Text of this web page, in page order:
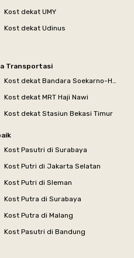
Kost dekat UMY
Kost dekat Udinus
Transportasi
Kost dekat Bandara Soekarno-Hatta
Kost dekat MRT Haji Nawi
Kost dekat Stasiun Bekasi Timur
Kost Pasutri di Surabaya
Kost Putri di Jakarta Selatan
Kost Putri di Sleman
Kost Putra di Surabaya
Kost Putra di Malang
Kost Pasutri di Bandung